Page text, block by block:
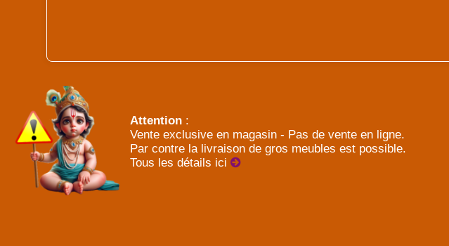
Attention :
Vente exclusive en magasin - Pas de vente en ligne.
Par contre la livraison de gros meubles est possible.
Tous les détails ici